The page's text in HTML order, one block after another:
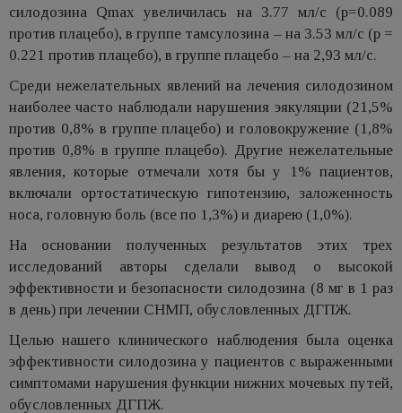
силодозина Qmax увеличилась на 3.77 мл/с (p=0.089
против плацебо), в группе тамсулозина – на 3.53 мл/с (p =
0.221 против плацебо), в группе плацебо – на 2,93 мл/с.
Среди нежелательных явлений на лечения силодозином
наиболее часто наблюдали нарушения эякуляции (21,5%
против 0,8% в группе плацебо) и головокружение (1,8%
против 0,8% в группе плацебо). Другие нежелательные
явления, которые отмечали хотя бы у 1% пациентов,
включали ортостатическую гипотензию, заложенность
носа, головную боль (все по 1,3%) и диарею (1,0%).
На основании полученных результатов этих трех
исследований авторы сделали вывод о высокой
эффективности и безопасности силодозина (8 мг в 1 раз
в день) при лечении СНМП, обусловленных ДГПЖ.
Целью нашего клинического наблюдения была оценка
эффективности силодозина у пациентов с выраженными
симптомами нарушения функции нижних мочевых путей,
обусловленных ДГПЖ.